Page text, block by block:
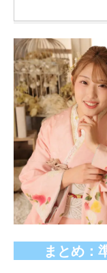
まとめ：